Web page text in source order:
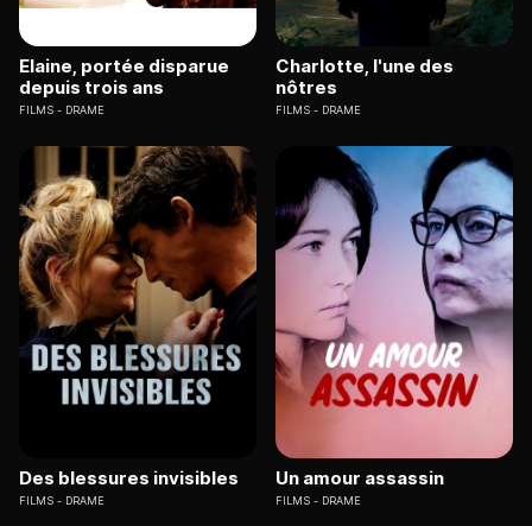
Elaine, portée disparue
depuis trois ans
FILMS DRAME
Charlotte, l'une des
nôtres
FILMS DRAME
Des blessures invisibles
FILMS DRAME
Un amour assassin
FILMS DRAME